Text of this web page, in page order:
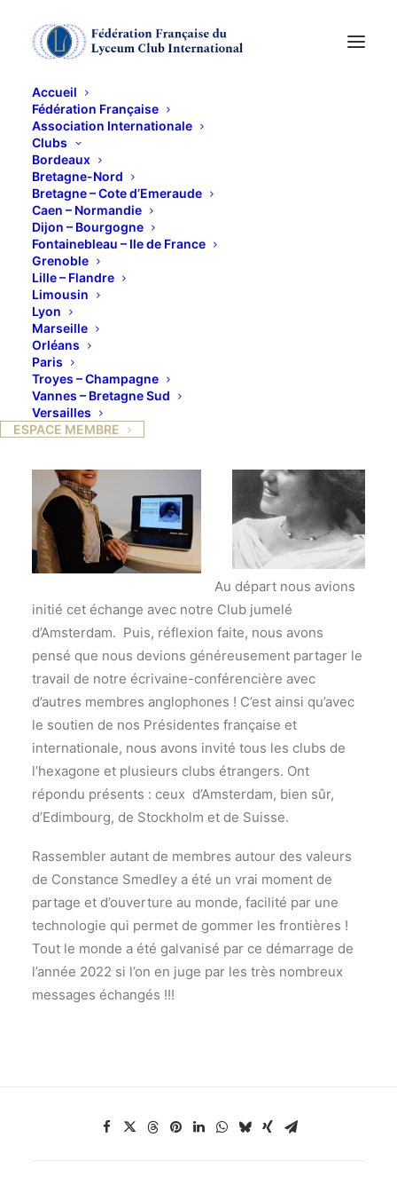
Accueil
Fédération Française
Association Internationale
Clubs
Bordeaux
Bretagne-Nord
Bretagne – Cote d’Emeraude
Caen – Normandie
Dijon – Bourgogne
Fontainebleau – Ile de France
Grenoble
Lille – Flandre
Limousin
Lyon
Marseille
Orléans
Paris
Troyes – Champagne
Vannes – Bretagne Sud
Versailles
ESPACE MEMBRE
Conférence en
anglais sur Constance
Smedley
Au départ nous avions
initié cet échange avec notre Club jumelé
d’Amsterdam. Puis, réflexion faite, nous avons
pensé que nous devions généreusement partager le
travail de notre écrivaine-conférencière avec
d’autres membres anglophones ! C’est ainsi qu’avec
le soutien de nos Présidentes française et
internationale, nous avons invité tous les clubs de
l’hexagone et plusieurs clubs étrangers. Ont
répondu présents : ceux d’Amsterdam, bien sûr,
d’Edimbourg, de Stockholm et de Suisse.
Rassembler autant de membres autour des valeurs
de Constance Smedley a été un vrai moment de
partage et d’ouverture au monde, facilité par une
technologie qui permet de gommer les frontières !
Tout le monde a été galvanisé par ce démarrage de
l’année 2022 si l’on en juge par les très nombreux
messages échangés !!!